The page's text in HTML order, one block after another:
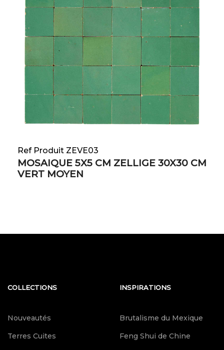
Ref Produit ZEVE03
MOSAIQUE 5X5 CM ZELLIGE 30X30 CM
VERT MOYEN
COLLECTIONS
Nouveautés
Terres Cuites
INSPIRATIONS
Brutalisme du Mexique
Feng Shui de Chine